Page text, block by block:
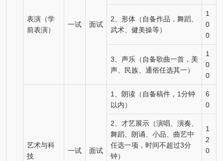
表演（学
前表演）
一试 面试
2、形体（自备作品，舞蹈、
武术、健美操等）
1
0
0
3、声乐（自备歌曲一首，美
声、民族、通俗任选其一）
1
0
0
艺术与科
技
一试 面试
1、朗读（自备稿件，1分钟
以内）
6
0
2、才艺展示（演唱、演奏、
舞蹈、朗诵、小品、曲艺中
任选一项，时间不超过3分
钟）
1
2
0